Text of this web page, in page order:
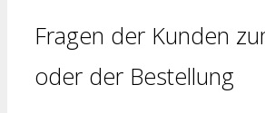
Fragen der Kunden
oder der Bestellung